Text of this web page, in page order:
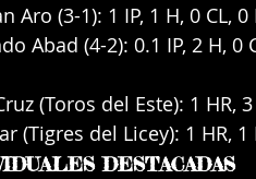
Aro (3-1): 1 IP, 1 H, 0 CL, 0
Abad (4-2): 0.1 IP, 2 H, 0
(Toros del Este): 1 HR, 3
(Tigres del Licey): 1 HR, 1
DESTACADAS